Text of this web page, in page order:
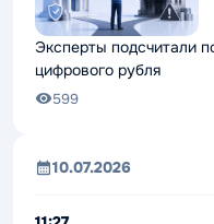
Эксперты подсчитали
цифрового рубля
599
10.07.2026